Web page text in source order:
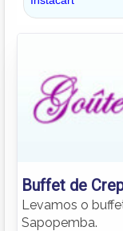
Buffet de
Levamos o
Sapopemba.